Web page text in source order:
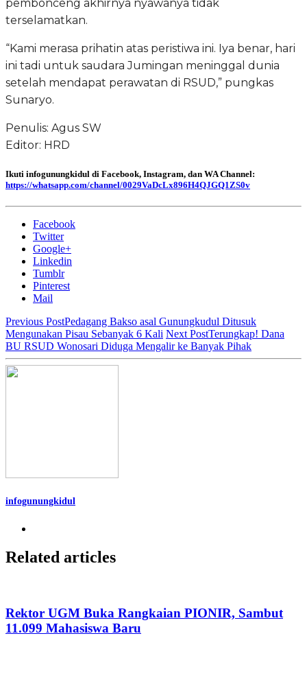
pembonceng akhirnya nyawanya tidak
terselamatkan.
“Kami merasa prihatin atas peristiwa ini. Iya benar, hari
ini tadi untuk saudara Jumingan meninggal dunia
setelah mendapat perawatan di RSUD,” pungkas
Sunaryo.
Penulis: Agus SW
Editor: HRD
Ikuti infogunungkidul di Facebook, Instagram, dan WA Channel:
https://whatsapp.com/channel/0029VaDcLx896H4QJGQ1ZS0v
Facebook
Twitter
Google+
Linkedin
Tumblr
Pinterest
Mail
Previous PostPedagang Bakso asal Gunungkudul Ditusuk
Mengunakan Pisau Sebanyak 6 Kali Next PostTerungkap! Dana
BU RSUD Wonosari Diduga Mengalir ke Banyak Pihak
infogunungkidul
Related articles
Rektor UGM Buka Rangkaian PIONIR, Sambut
11.099 Mahasiswa Baru